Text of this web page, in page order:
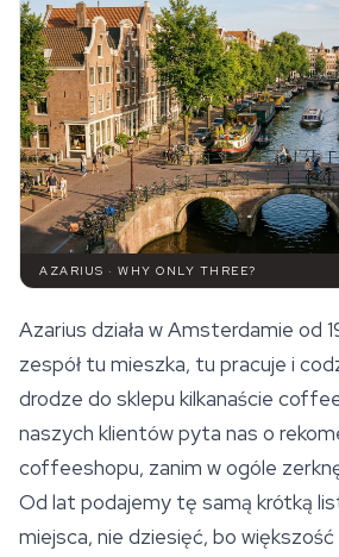
AZARIUS · WHY ONLY THREE?
Azarius działa w Amsterdamie od
zespół tu mieszka, tu pracuje i
drodze do sklepu kilkanaście
naszych klientów pyta nas o
coffeeshopu, zanim w ogóle
Od lat podajemy tę samą krótką
miejsca, nie dziesięć, bo większość